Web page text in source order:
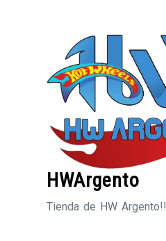
HWArgento
Tienda de HW Argento!!